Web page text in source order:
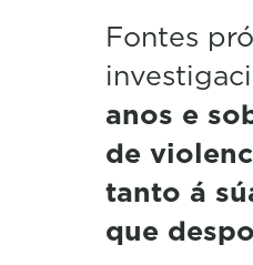
Fontes
anos e
de
tanto á
que